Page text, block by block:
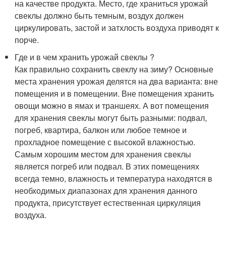
на качестве продукта. Место, где храниться урожай
свеклы должно быть темным, воздух должен
циркулировать, застой и затхлость воздуха приводят к
порче.
Где и в чем хранить урожай свеклы ?
Как правильно сохранить свеклу на зиму? Основные
места хранения урожая делятся на два варианта: вне
помещения и в помещении. Вне помещения хранить
овощи можно в ямах и траншеях. А вот помещения
для хранения свеклы могут быть разными: подвал,
погреб, квартира, балкон или любое темное и
прохладное помещение с высокой влажностью.
Самым хорошим местом для хранения свеклы
является погреб или подвал. В этих помещениях
всегда темно, влажность и температура находятся в
необходимых диапазонах для хранения данного
продукта, присутствует естественная циркуляция
воздуха.